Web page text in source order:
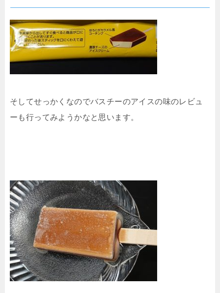
そしてせっかくなのでバスチーのアイスの味のレビュ
ーも行ってみようかなと思います。